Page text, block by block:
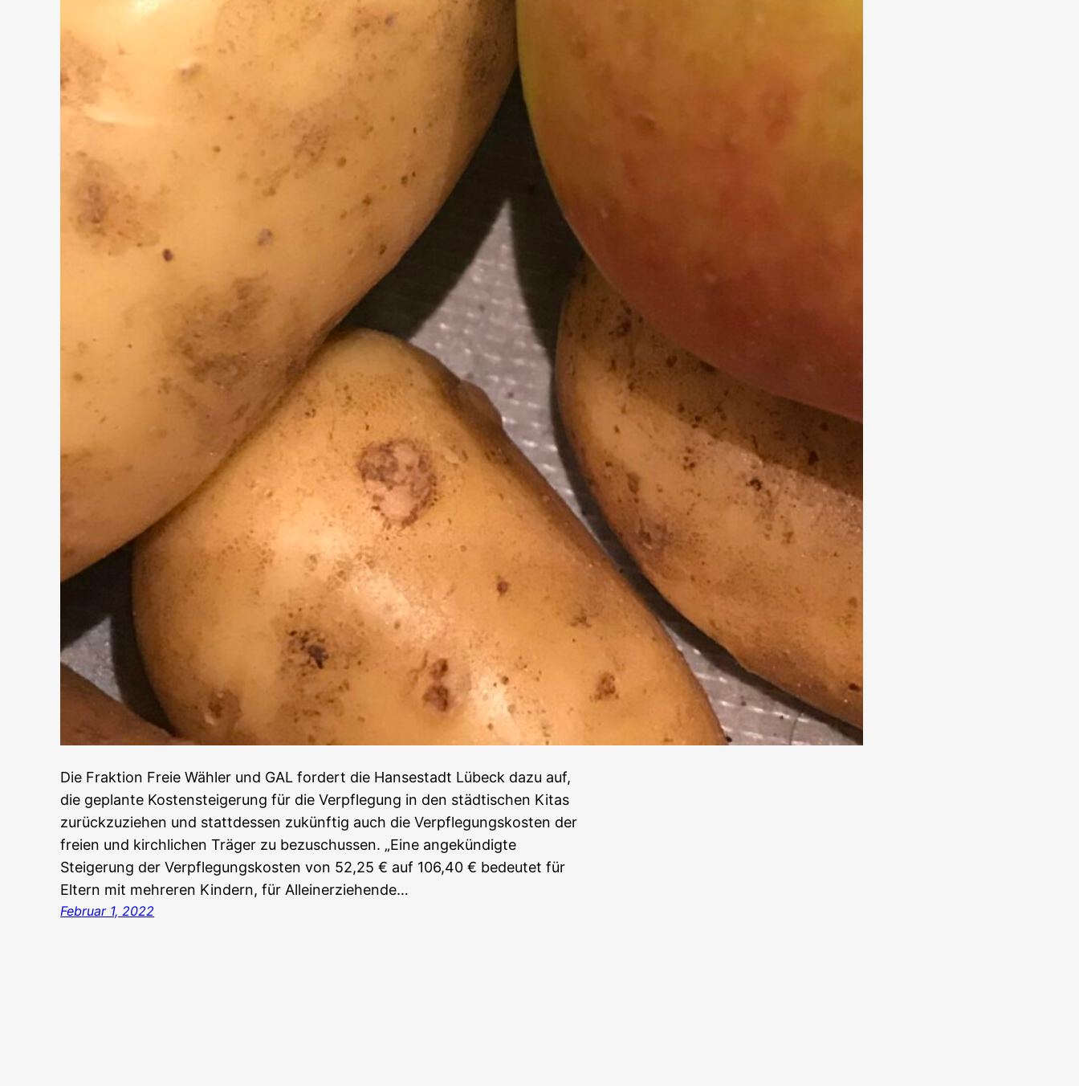
Die Fraktion Freie Wähler und GAL fordert die Hansestadt Lübeck dazu auf,
die geplante Kostensteigerung für die Verpflegung in den städtischen Kitas
zurückzuziehen und stattdessen zukünftig auch die Verpflegungskosten der
freien und kirchlichen Träger zu bezuschussen. „Eine angekündigte
Steigerung der Verpflegungskosten von 52,25 € auf 106,40 € bedeutet für
Eltern mit mehreren Kindern, für Alleinerziehende…
Februar 1, 2022